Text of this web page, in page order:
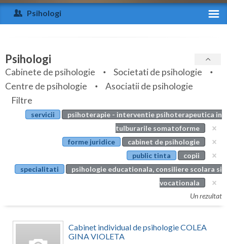
Arad
Arges
Bihor
Bistrita-Nasaud
Botosani
Bucuresti
Calarasi
Psihologi
Specialitati
Servicii
Articole
Evenimente
Psihologi
Cabinete de psihologie
Societati de psihologie
Centre de psihologie
Asociatii de psihologie
Filtre
servicii
psihoterapie - interventie psihoterapeutica in
tulburarile somatoforme
forme juridice
cabinet de psihologie
public tinta
copii
specialitati
psihologie educationala, consiliere scolara si
vocationala
Un rezultat
Cabinet individual de psihologie COLEA
GINA VIOLETA